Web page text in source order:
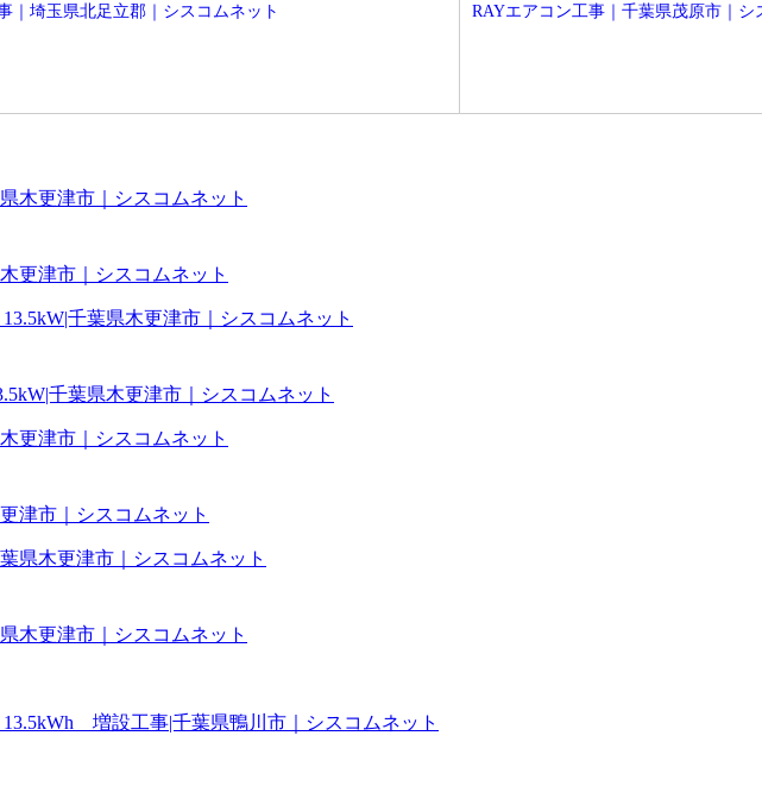
｜埼玉県北足立郡｜シスコムネット RAYエアコン工事｜千葉県茂原市｜シ
更津市｜シスコムネット
千葉県木更津市｜シスコムネット
津市｜シスコムネット
木更津市｜シスコムネット